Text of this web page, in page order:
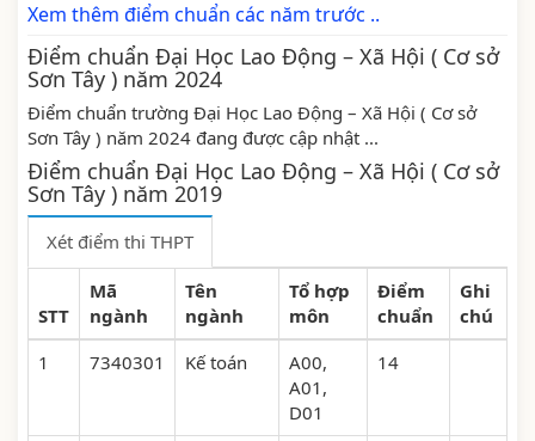
Xem thêm điểm chuẩn các năm trước ..
Điểm chuẩn Đại Học Lao Động – Xã Hội ( Cơ sở
Sơn Tây ) năm 2024
Điểm chuẩn trường Đại Học Lao Động – Xã Hội ( Cơ sở
Sơn Tây ) năm 2024 đang được cập nhật ...
Điểm chuẩn Đại Học Lao Động – Xã Hội ( Cơ sở
Sơn Tây ) năm 2019
Xét điểm thi THPT
STT
Mã
ngành
Tên
ngành
Tổ hợp
môn
Điểm
chuẩn
Ghi
chú
1
7340301 Kế toán
A00,
A01,
D01
14